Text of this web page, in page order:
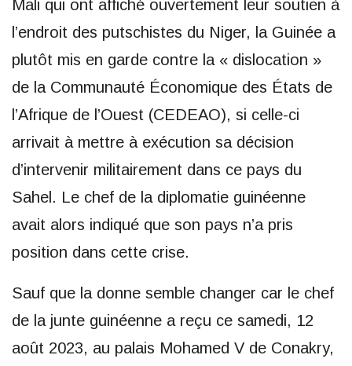
Mali qui ont affiché ouvertement leur soutien à
l’endroit des putschistes du Niger, la Guinée a
plutôt mis en garde contre la « dislocation »
de la Communauté Économique des États de
l’Afrique de l’Ouest (CEDEAO), si celle-ci
arrivait à mettre à exécution sa décision
d’intervenir militairement dans ce pays du
Sahel. Le chef de la diplomatie guinéenne
avait alors indiqué que son pays n’a pris
position dans cette crise.
Sauf que la donne semble changer car le chef
de la junte guinéenne a reçu ce samedi, 12
août 2023, au palais Mohamed V de Conakry,